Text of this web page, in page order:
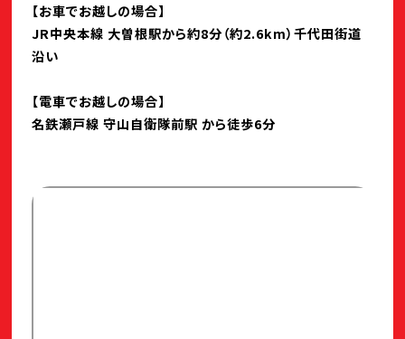
【お車でお越しの場合】
JR中央本線 大曽根駅から約8分（約2.6km）千代田街道
沿い
【電車でお越しの場合】
名鉄瀬戸線 守山自衛隊前駅 から徒歩6分